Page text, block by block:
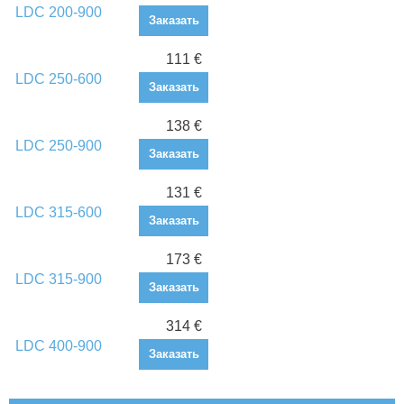
LDC 200-900
Заказать
LDC 250-600
111 €
Заказать
LDC 250-900
138 €
Заказать
LDC 315-600
131 €
Заказать
LDC 315-900
173 €
Заказать
LDC 400-900
314 €
Заказать